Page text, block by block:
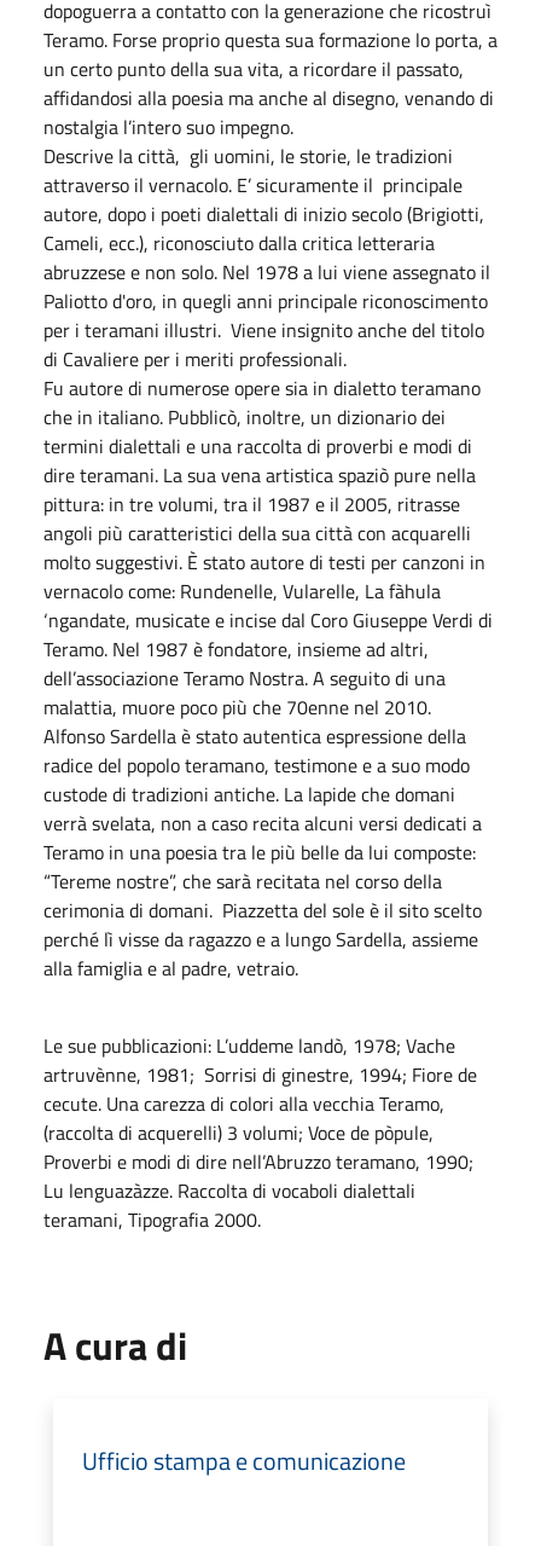
dopoguerra a contatto con la generazione che ricostruì
Teramo. Forse proprio questa sua formazione lo porta, a
un certo punto della sua vita, a ricordare il passato,
affidandosi alla poesia ma anche al disegno, venando di
nostalgia l’intero suo impegno.
Descrive la città, gli uomini, le storie, le tradizioni
attraverso il vernacolo. E’ sicuramente il principale
autore, dopo i poeti dialettali di inizio secolo (Brigiotti,
Cameli, ecc.), riconosciuto dalla critica letteraria
abruzzese e non solo. Nel 1978 a lui viene assegnato il
Paliotto d'oro, in quegli anni principale riconoscimento
per i teramani illustri. Viene insignito anche del titolo
di Cavaliere per i meriti professionali.
Fu autore di numerose opere sia in dialetto teramano
che in italiano. Pubblicò, inoltre, un dizionario dei
termini dialettali e una raccolta di proverbi e modi di
dire teramani. La sua vena artistica spaziò pure nella
pittura: in tre volumi, tra il 1987 e il 2005, ritrasse
angoli più caratteristici della sua città con acquarelli
molto suggestivi. È stato autore di testi per canzoni in
vernacolo come: Rundenelle, Vularelle, La fàhula
‘ngandate, musicate e incise dal Coro Giuseppe Verdi di
Teramo. Nel 1987 è fondatore, insieme ad altri,
dell’associazione Teramo Nostra. A seguito di una
malattia, muore poco più che 70enne nel 2010.
Alfonso Sardella è stato autentica espressione della
radice del popolo teramano, testimone e a suo modo
custode di tradizioni antiche. La lapide che domani
verrà svelata, non a caso recita alcuni versi dedicati a
Teramo in una poesia tra le più belle da lui composte:
“Tereme nostre”, che sarà recitata nel corso della
cerimonia di domani. Piazzetta del sole è il sito scelto
perché lì visse da ragazzo e a lungo Sardella, assieme
alla famiglia e al padre, vetraio.
Le sue pubblicazioni: L’uddeme landò, 1978; Vache
artruvènne, 1981; Sorrisi di ginestre, 1994; Fiore de
cecute. Una carezza di colori alla vecchia Teramo,
(raccolta di acquerelli) 3 volumi; Voce de pòpule,
Proverbi e modi di dire nell’Abruzzo teramano, 1990;
Lu lenguazàzze. Raccolta di vocaboli dialettali
teramani, Tipografia 2000.
A cura di
Ufficio stampa e comunicazione